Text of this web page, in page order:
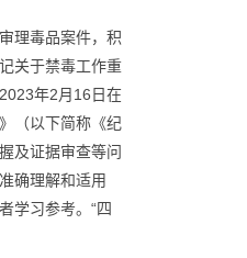
理毒品案件，积
关于禁毒工作重
年2月16日在
（以下简称《纪
及证据审查等问
确理解和适用
学习参考。“四